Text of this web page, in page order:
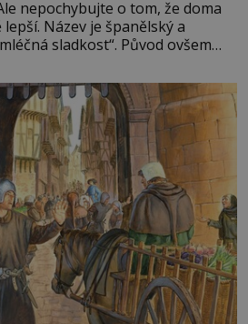
nepochybujte o tom, že doma
Název je španělský a
sladkost“. Původ ovšem
zemí a k tomu